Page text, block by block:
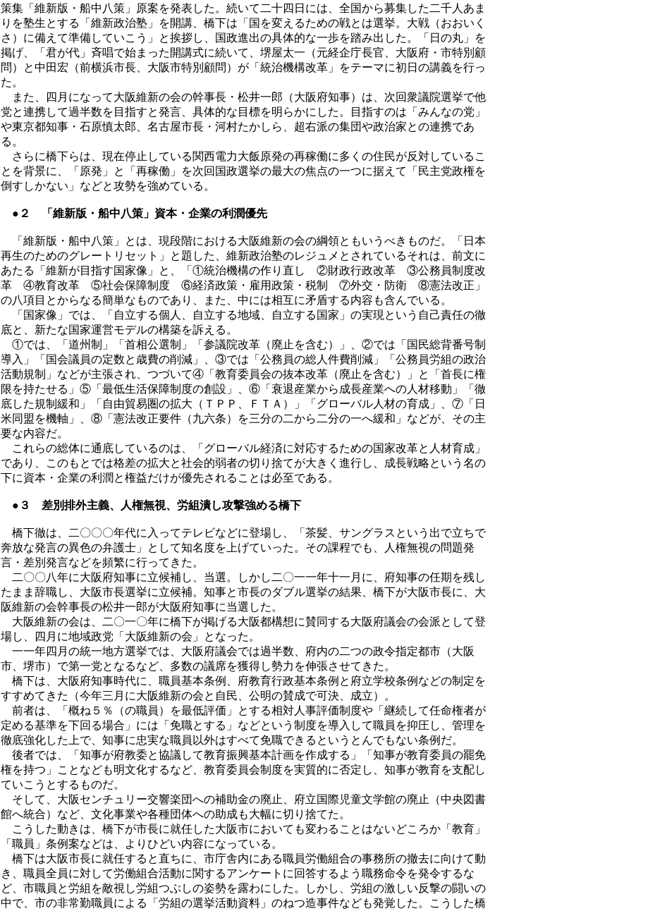
策集「維新版・船中八策」原案を発表した。続いて二十四日には、全国から募集した二千人あま
りを塾生とする「維新政治塾」を開講、橋下は「国を変えるための戦とは選挙。大戦（おおいく
さ）に備えて準備していこう」と挨拶し、国政進出の具体的な一歩を踏み出した。「日の丸」を
掲げ、「君が代」斉唱で始まった開講式に続いて、堺屋太一（元経企庁長官、大阪府・市特別顧
問）と中田宏（前横浜市長、大阪市特別顧問）が「統治機構改革」をテーマに初日の講義を行っ
た。
また、四月になって大阪維新の会の幹事長・松井一郎（大阪府知事）は、次回衆議院選挙で他
党と連携して過半数を目指すと発言、具体的な目標を明らかにした。目指すのは「みんなの党」
や東京都知事・石原慎太郎、名古屋市長・河村たかしら、超右派の集団や政治家との連携であ
る。
さらに橋下らは、現在停止している関西電力大飯原発の再稼働に多くの住民が反対しているこ
とを背景に、「原発」と「再稼働」を次回国政選挙の最大の焦点の一つに据えて「民主党政権を
倒すしかない」などと攻勢を強めている。
●２ 「維新版・船中八策」資本・企業の利潤優先
「維新版・船中八策」とは、現段階における大阪維新の会の綱領ともいうべきものだ。「日本
再生のためのグレートリセット」と題した、維新政治塾のレジュメとされているそれは、前文に
あたる「維新が目指す国家像」と、「①統治機構の作り直し ②財政行政改革 ③公務員制度改
革 ④教育改革 ⑤社会保障制度 ⑥経済政策・雇用政策・税制 ⑦外交・防衛 ⑧憲法改正」
の八項目とからなる簡単なものであり、また、中には相互に矛盾する内容も含んでいる。
「国家像」では、「自立する個人、自立する地域、自立する国家」の実現という自己責任の徹
底と、新たな国家運営モデルの構築を訴える。
①では、「道州制」「首相公選制」「参議院改革（廃止を含む）」、②では「国民総背番号制
導入」「国会議員の定数と歳費の削減」、③では「公務員の総人件費削減」「公務員労組の政治
活動規制」などが主張され、つづいて④「教育委員会の抜本改革（廃止を含む）」と「首長に権
限を持たせる」⑤「最低生活保障制度の創設」、⑥「衰退産業から成長産業への人材移動」「徹
底した規制緩和」「自由貿易圏の拡大（ＴＰＰ、ＦＴＡ）」「グローバル人材の育成」、⑦「日
米同盟を機軸」、⑧「憲法改正要件（九六条）を三分の二から二分の一へ緩和」などが、その主
要な内容だ。
これらの総体に通底しているのは、「グローバル経済に対応するための国家改革と人材育成」
であり、このもとでは格差の拡大と社会的弱者の切り捨てが大きく進行し、成長戦略という名の
下に資本・企業の利潤と権益だけが優先されることは必至である。
●３ 差別排外主義、人権無視、労組潰し攻撃強める橋下
橋下徹は、二〇〇〇年代に入ってテレビなどに登場し、「茶髪、サングラスという出で立ちで
奔放な発言の異色の弁護士」として知名度を上げていった。その課程でも、人権無視の問題発
言・差別発言などを頻繁に行ってきた。
二〇〇八年に大阪府知事に立候補し、当選。しかし二〇一一年十一月に、府知事の任期を残し
たまま辞職し、大阪市長選挙に立候補。知事と市長のダブル選挙の結果、橋下が大阪市長に、大
阪維新の会幹事長の松井一郎が大阪府知事に当選した。
大阪維新の会は、二〇一〇年に橋下が掲げる大阪都構想に賛同する大阪府議会の会派として登
場し、四月に地域政党「大阪維新の会」となった。
一一年四月の統一地方選挙では、大阪府議会では過半数、府内の二つの政令指定都市（大阪
市、堺市）で第一党となるなど、多数の議席を獲得し勢力を伸張させてきた。
橋下は、大阪府知事時代に、職員基本条例、府教育行政基本条例と府立学校条例などの制定を
すすめてきた（今年三月に大阪維新の会と自民、公明の賛成で可決、成立）。
前者は、「概ね５％（の職員）を最低評価」とする相対人事評価制度や「継続して任命権者が
定める基準を下回る場合」には「免職とする」などという制度を導入して職員を抑圧し、管理を
徹底強化した上で、知事に忠実な職員以外はすべて免職できるというとんでもない条例だ。
後者では、「知事が府教委と協議して教育振興基本計画を作成する」「知事が教育委員の罷免
権を持つ」ことなども明文化するなど、教育委員会制度を実質的に否定し、知事が教育を支配し
ていこうとするものだ。
そして、大阪センチュリー交響楽団への補助金の廃止、府立国際児童文学館の廃止（中央図書
館へ統合）など、文化事業や各種団体への助成も大幅に切り捨てた。
こうした動きは、橋下が市長に就任した大阪市においても変わることはないどころか「教育」
「職員」条例案などは、よりひどい内容になっている。
橋下は大阪市長に就任すると直ちに、市庁舎内にある職員労働組合の事務所の撤去に向けて動
き、職員全員に対して労働組合活動に関するアンケートに回答するよう職務命令を発令するな
ど、市職員と労組を敵視し労組つぶしの姿勢を露わにした。しかし、労組の激しい反撃の闘いの
中で、市の非常勤職員による「労組の選挙活動資料」のねつ造事件なども発覚した。こうした橋